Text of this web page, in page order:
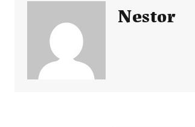
Nestor